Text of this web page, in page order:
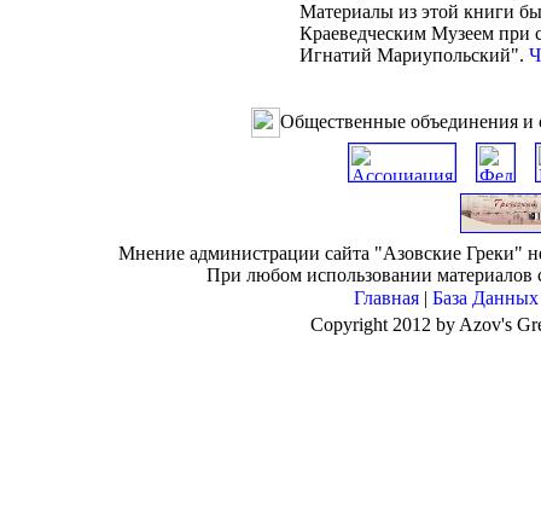
Материалы из этой книги
Краеведческим Музеем при
Игнатий Мариупольский".
Общественные объединения и
Мнение администрации сайта "Азовские Греки"
При любом использовании материалов
Главная| База Данных
Copyright 2012 by Azov's